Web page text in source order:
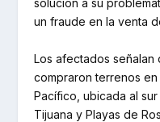
solución a su
un fraude en la venta
Los afectados
compraron terrenos
Pacífico, ubicada al
Tijuana y Playas de